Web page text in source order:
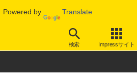
Powered by Translate
検索 Impressサイト
著作権・知財